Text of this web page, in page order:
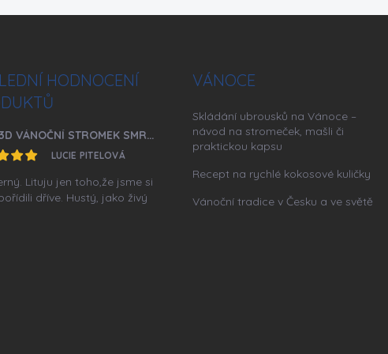
HODNOCENÍ
FULL 3D VÁNOČNÍ STROMEK SMRK 220 CM ASTRID
LUCIE PITELOVÁ
Lituju jen toho,že jsme si
dříve. Hustý, jako živý
VÁNOCE
Skládání ubrousků na Vánoce –
návod na stromeček, mašli či
praktickou kapsu
Recept na rychlé kokosové kuličky
Vánoční tradice v Česku a ve světě